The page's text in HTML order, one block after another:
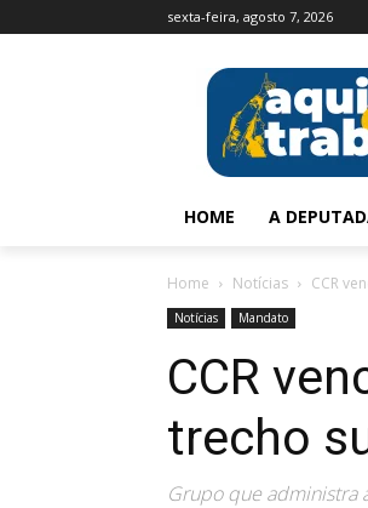
sexta-feira, agosto 7, 2026
HOME A
Home Notícias CCR
Notícias Mandato
CCR
trecho
Grupo que administra